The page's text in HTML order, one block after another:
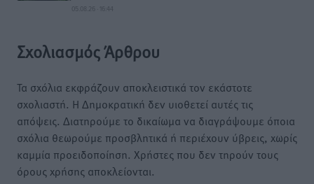
05.08.26 · 16:44
Σχολιασμός Άρθρου
Τα σχόλια εκφράζουν αποκλειστικά τον εκάστοτε
σχολιαστή. Η Δημοκρατική δεν υιοθετεί αυτές τις
απόψεις. Διατηρούμε το δικαίωμα να διαγράψουμε όποια
σχόλια θεωρούμε προσβλητικά ή περιέχουν ύβρεις, χωρίς
καμμία προειδοποίηση. Χρήστες που δεν τηρούν τους
όρους χρήσης αποκλείονται.